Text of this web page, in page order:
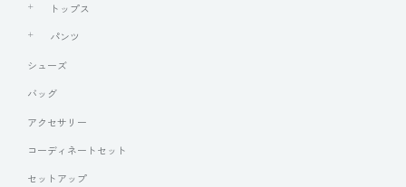
トップス
パンツ
シューズ
バッグ
アクセサリー
コーディネートセット
セットアップ